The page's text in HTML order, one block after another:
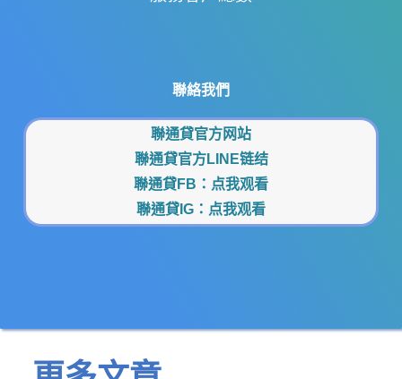
聯絡我們
聯通貸官方网站
聯通貸官方LINE链结
聯通貸FB： 点我观看
聯通貸IG： 点我观看